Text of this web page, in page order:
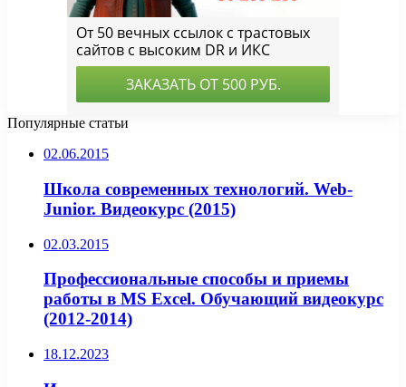
Популярные статьи
02.06.2015
Школа современных технологий. Web-
Junior. Видеокурс (2015)
02.03.2015
Профессиональные способы и приемы
работы в MS Excel. Обучающий видеокурс
(2012-2014)
18.12.2023